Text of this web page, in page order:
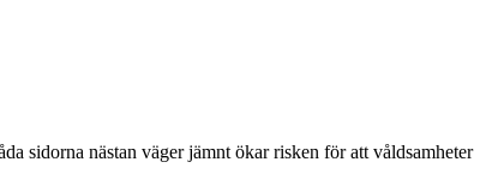
sidorna nästan väger jämnt ökar risken för att våldsamheter